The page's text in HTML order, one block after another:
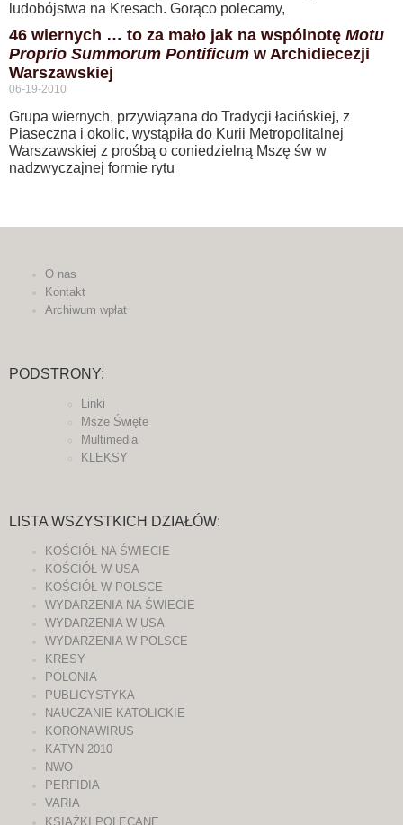
ludobójstwa na Kresach. Gorąco polecamy,
46 wiernych … to za mało jak na wspólnotę Motu
Proprio Summorum Pontificum w Archidiecezji
Warszawskiej
06-19-2010
Grupa wiernych, przywiązana do Tradycji łacińskiej, z
Piaseczna i okolic, wystąpiła do Kurii Metropolitalnej
Warszawskiej z prośbą o coniedzielną Mszę św w
nadzwyczajnej formie rytu
O nas
Kontakt
Archiwum wpłat
PODSTRONY:
Linki
Msze Święte
Multimedia
KLEKSY
LISTA WSZYSTKICH DZIAŁÓW:
KOŚCIÓŁ NA ŚWIECIE
KOŚCIÓŁ W USA
KOŚCIÓŁ W POLSCE
WYDARZENIA NA ŚWIECIE
WYDARZENIA W USA
WYDARZENIA W POLSCE
KRESY
POLONIA
PUBLICYSTYKA
NAUCZANIE KATOLICKIE
KORONAWIRUS
KATYN 2010
NWO
PERFIDIA
VARIA
KSIĄŻKI POLECANE